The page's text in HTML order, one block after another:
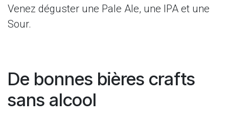
Venez déguster une Pale Ale, une IPA et une
Sour.
De bonnes bières crafts
sans alcool